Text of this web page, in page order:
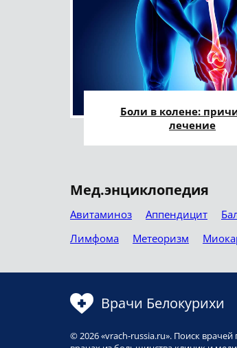
Боли в колене:
лечение
Мед.энциклопедия
Авитаминоз Аппендицит
Лимфома
Метеоризм
Врачи Белокурихи
© 2026 «vrach-russia.ru». Поиск